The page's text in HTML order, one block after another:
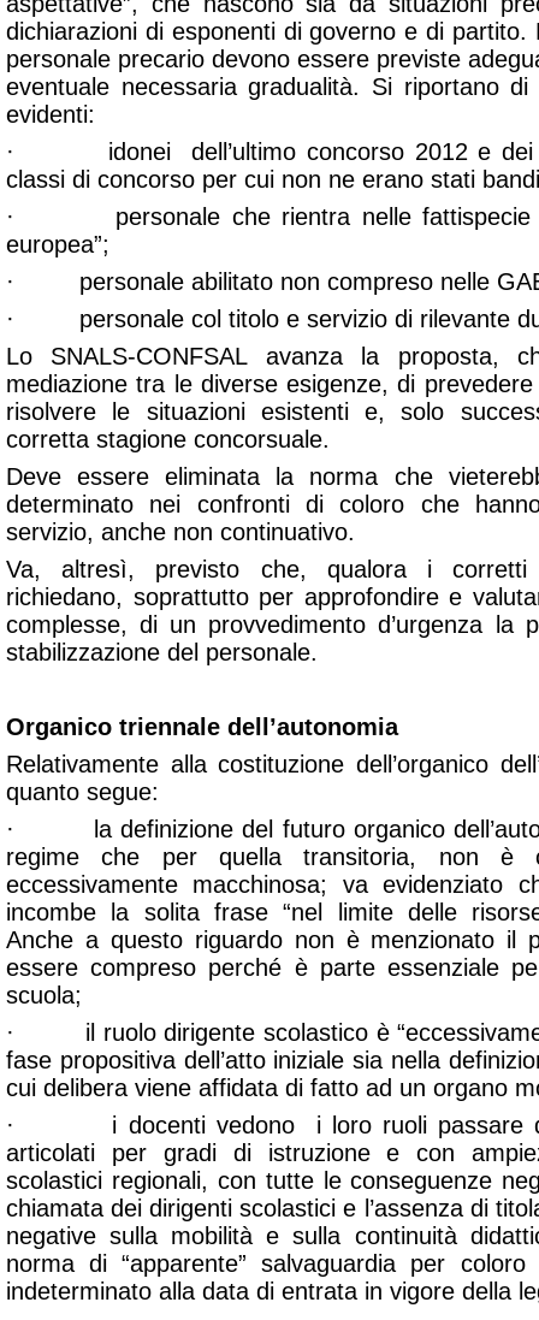
dichiarazioni di esponenti di governo e di
personale precario devono essere previste
eventuale necessaria gradualità. Si riportano
evidenti:
· idonei dell’ultimo concorso 2012 e dei
classi di concorso per cui non ne erano stati
· personale che rientra nelle fattispecie
europea”;
· personale abilitato non compreso nelle
· personale col titolo e servizio di rilevante
Lo SNALS-CONFSAL avanza la proposta,
mediazione tra le diverse esigenze, di
risolvere le situazioni esistenti e, solo
corretta stagione concorsuale.
Deve essere eliminata la norma che
determinato nei confronti di coloro che
servizio, anche non continuativo.
Va, altresì, previsto che, qualora i corretti
richiedano, soprattutto per approfondire e
complesse, di un provvedimento d’urgenza la
stabilizzazione del personale.
Organico triennale dell’autonomia
Relativamente alla costituzione dell’organico
quanto segue:
· la definizione del futuro organico
regime che per quella transitoria, non è
eccessivamente macchinosa; va evidenziato
incombe la solita frase“nel limite delle
Anche a questo riguardo non è menzionato il
essere compreso perché è parte essenziale
scuola;
· il ruolo dirigente scolastico è
fase propositiva dell’atto iniziale sia nella
cui delibera viene affidata di fatto ad un organo
· i docenti vedono i loro ruoli passare da
articolati per gradi di istruzione e con
scolastici regionali, con tutte le conseguenze
chiamata dei dirigenti scolastici e l’assenza di
negative sulla mobilità e sulla continuità
norma di “apparente” salvaguardia per
indeterminato alla data di entrata in vigore della